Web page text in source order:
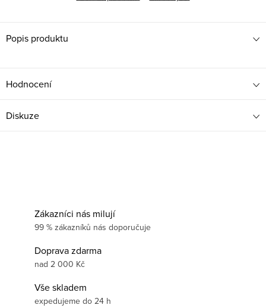
Popis produktu
Hodnocení
Diskuze
Zákazníci nás milují
99 % zákazníků nás doporučuje
Doprava zdarma
nad 2 000 Kč
Vše skladem
expedujeme do 24 h